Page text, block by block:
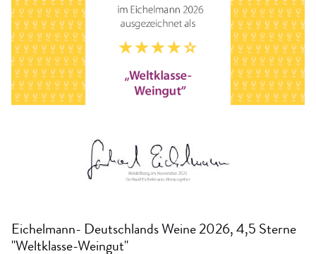
Media
Sekt & Sparkling
Eichelmann- Deutschlands Weine 2026, 4,5 Sterne
"Weltklasse-Weingut"